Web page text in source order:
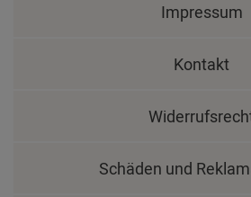
Impressum
Kontakt
Schäden und